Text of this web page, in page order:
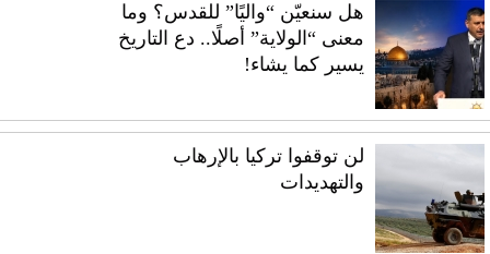
هل سنعيّن “واليًا” للقدس؟ وما
معنى “الولاية” أصلًا.. دع التاريخ
يسير كما يشاء!
لن توقفوا تركيا بالإرهاب
والتهديدات